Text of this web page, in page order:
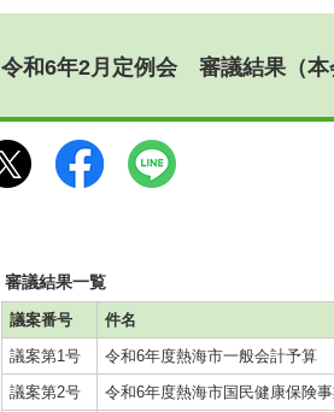
令和6年2月定例会 審議結果（本
審議結果一覧
議案番号 件名
議案第1号
令和6年度熱海市一般会計予算
議案第2号
令和6年度熱海市国民健康保険